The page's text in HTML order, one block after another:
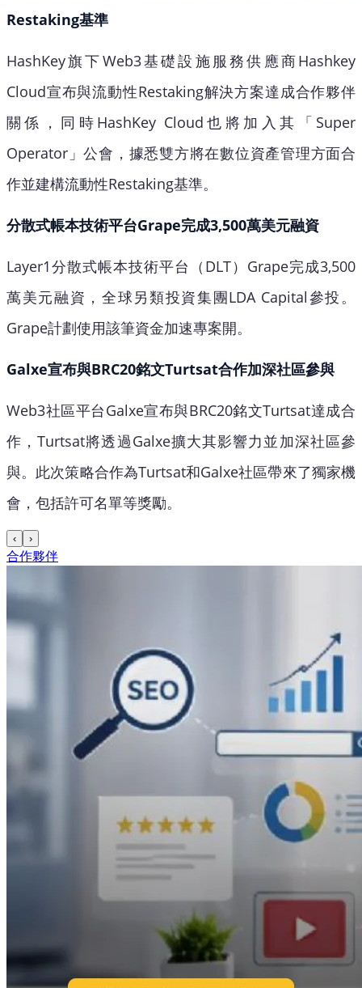
Restaking基準
HashKey旗下Web3基礎設施服務供應商Hashkey
Cloud宣布與流動性Restaking解決方案達成合作夥伴
關係，同時HashKey Cloud也將加入其「Super
Operator」公會，據悉雙方將在數位資產管理方面合
作並建構流動性Restaking基準。
分散式帳本技術平台Grape完成3,500萬美元融資
Layer1分散式帳本技術平台（DLT）Grape完成3,500
萬美元融資，全球另類投資集團LDA Capital參投。
Grape計劃使用該筆資金加速專案開。
Galxe宣布與BRC20銘文Turtsat合作加深社區參與
Web3社區平台Galxe宣布與BRC20銘文Turtsat達成合
作，Turtsat將透過Galxe擴大其影響力並加深社區參
與。此次策略合作為Turtsat和Galxe社區帶來了獨家機
會，包括許可名單等獎勵。
‹ ›
合作夥伴